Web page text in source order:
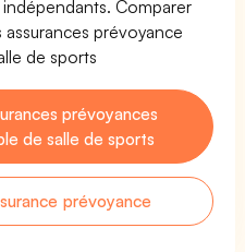
Comparer
assurances prévoyance
de sports
prévoyances
de salle de sports
prévoyance